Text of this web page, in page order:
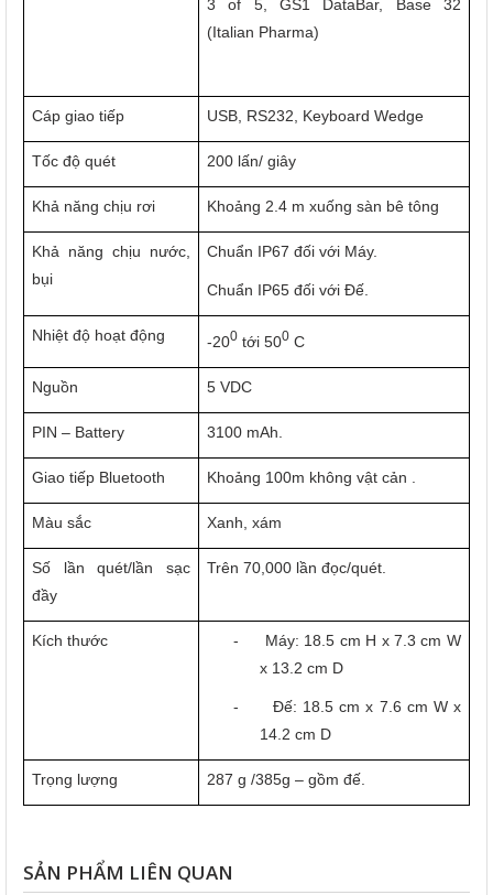
3 of 5, GS1 DataBar, Base 32
(Italian Pharma)
Cáp giao tiếp USB, RS232, Keyboard Wedge
Tốc độ quét 200 lấn/ giây
Khả năng chịu rơi Khoảng 2.4 m xuống sàn bê tông
Khả năng chịu nước,
bụi
Chuẩn IP67 đối với Máy.
Chuẩn IP65 đối với Đế.
Nhiệt độ hoạt động -200 tới 500 C
Nguồn 5 VDC
PIN – Battery 3100 mAh.
Giao tiếp Bluetooth Khoảng 100m không vật cản .
Màu sắc Xanh, xám
Số lần quét/lần sạc
đầy
Trên 70,000 lần đọc/quét.
Kích thước -
Máy: 18.5 cm H x 7.3 cm W
x 13.2 cm D
-
Đế: 18.5 cm x 7.6 cm W x
14.2 cm D
Trọng lượng 287 g /385g – gồm đế.
SẢN PHẨM LIÊN QUAN